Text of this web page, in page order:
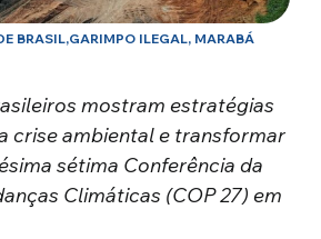
BRASIL,GARIMPO ILEGAL, MARABÁ
mostram estratégias
crise ambiental e transformar
sétima Conferência da
Climáticas (COP 27) em